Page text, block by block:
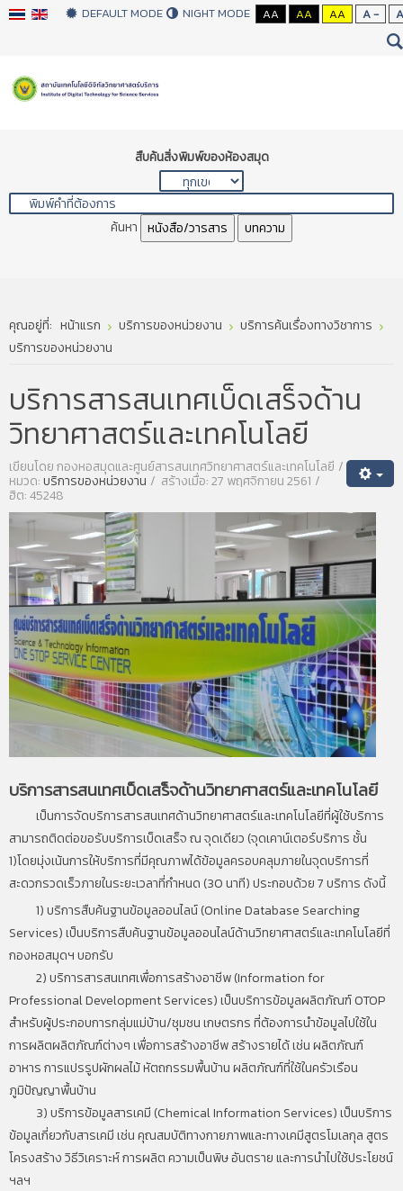
DEFAULT MODE NIGHT MODE AA AA AA A - A
สืบค้นสิ่งพิมพ์ของห้องสมุด
ค้นหา หนังสือ/วารสาร บทความ
คุณอยู่ที่: หน้าแรก บริการของหน่วยงาน
บริการค้นเรื่องทางวิชาการ
บริการของหน่วยงาน
บริการสารสนเทศเบ็ดเสร็จด้าน
วิทยาศาสตร์และเทคโนโลยี
เขียนโดยกองหอสมุดและศูนย์สารสนเทศวิทยาศาสตร์และเทคโนโลยี
หมวด:บริการของหน่วยงาน สร้างเมื่อ: 27 พฤศจิกายน 2561
ฮิต: 45248
บริการสารสนเทศเบ็ดเสร็จด้านวิทยาศาสตร์และเทคโนโลยี
เป็นการจัดบริการสารสนเทศด้านวิทยาศาสตร์และเทคโนโลยีที่ผู้ใช้บริการ
สามารถติดต่อขอรับบริการเบ็ดเสร็จ ณ จุดเดียว (จุดเคาน์เตอร์บริการ ชั้น
1)โดยมุ่งเน้นการให้บริการที่มีคุณภาพได้ข้อมูลครอบคลุมภายในจุดบริการที่
สะดวกรวดเร็วภายในระยะเวลาที่กำหนด (30 นาที) ประกอบด้วย 7 บริการ ดังนี้
1) บริการสืบค้นฐานข้อมูลออนไลน์ (Online Database Searching
Services) เป็นบริการสืบค้นฐานข้อมูลออนไลน์ด้านวิทยาศาสตร์และเทคโนโลยีที่
กองหอสมุดฯ บอกรับ
2) บริการสารสนเทศเพื่อการสร้างอาชีพ (Information for
Professional Development Services) เป็นบริการข้อมูลผลิตภัณฑ์ OTOP
สำหรับผู้ประกอบการกลุ่มแม่บ้าน/ชุมชน เกษตรกร ที่ต้องการนำข้อมูลไปใช้ใน
การผลิตผลิตภัณฑ์ต่างๆ เพื่อการสร้างอาชีพ สร้างรายได้ เช่น ผลิตภัณฑ์
อาหาร การแปรรูปผักผลไม้ หัตถกรรมพื้นบ้าน ผลิตภัณฑ์ที่ใช้ในครัวเรือน
ภูมิปัญญาพื้นบ้าน
3) บริการข้อมูลสารเคมี (Chemical Information Services) เป็นบริการ
ข้อมูลเกี่ยวกับสารเคมี เช่น คุณสมบัติทางกายภาพและทางเคมีสูตรโมเลกุล สูตร
โครงสร้าง วิธีวิเคราะห์ การผลิต ความเป็นพิษ อันตราย และการนำไปใช้ประโยชน์
ฯลฯ